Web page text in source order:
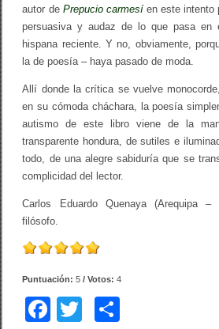
autor de Prepucio carmesíen este intento
persuasiva y audaz de lo que pasa en
hispana reciente. Y no, obviamente,
la de poesía – haya pasado de moda.
Allí donde la crítica se vuelve
en su cómoda cháchara, la poesía
autismo de este libro viene de la
transparente hondura, de sutiles e
todo, de una alegre sabiduría que se
complicidad del lector.
Carlos Eduardo Quenaya (Arequipa
filósofo.
Puntuación:5 / Votos:4
F